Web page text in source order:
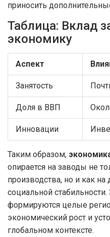
приносить
Таблица: Вклад
экономику
Аспект
Занятость
Доля в ВВП
Инновации
Таким образом,
опирается на заводы не
производства, но и как
социальной стабильности.
формируются целые
экономический рост и
глобальном контексте.